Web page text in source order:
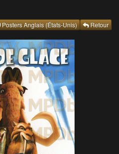
Retour
Posters Anglais (États-Unis)